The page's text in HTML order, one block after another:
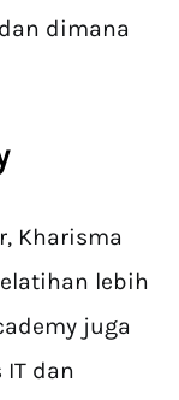
dimana
Kharisma
lebih
juga
dan